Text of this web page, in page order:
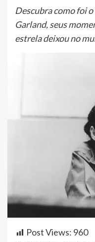
Descubra como foi
Garland, seus
estrela deixou no
Post Views: 960